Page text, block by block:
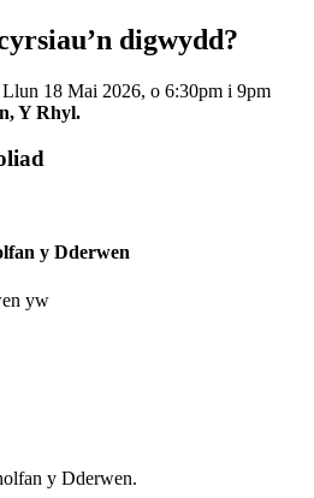
digwydd?
18 Mai 2026, o 6:30pm i 9pm
Y Rhyl.
y Dderwen
yw
y Dderwen.